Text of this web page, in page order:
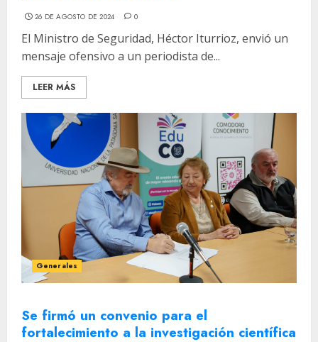
26 DE AGOSTO DE 2024 0
El Ministro de Seguridad, Héctor Iturrioz, envió un
mensaje ofensivo a un periodista de...
LEER MÁS
Generales
Se firmó un convenio para el
fortalecimiento a la investigación científica